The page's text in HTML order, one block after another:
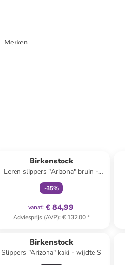
Merken
Birkenstock
Leren slippers "Arizona" bruin -
wijdte S
-35%
vanaf: € 84,99
Adviesprijs (AVP): € 132,00*
Birkenstock
Slippers "Arizona" kaki - wijdte S